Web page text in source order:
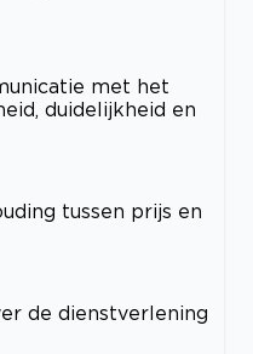
met het
duidelijkheid en
tussen prijs en
de dienstverlening